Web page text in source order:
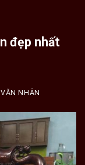
đẹp nhất
NHÂN